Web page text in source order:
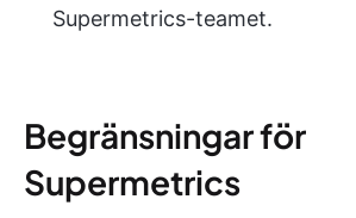
Supermetrics-teamet.
Begränsningar för
Supermetrics